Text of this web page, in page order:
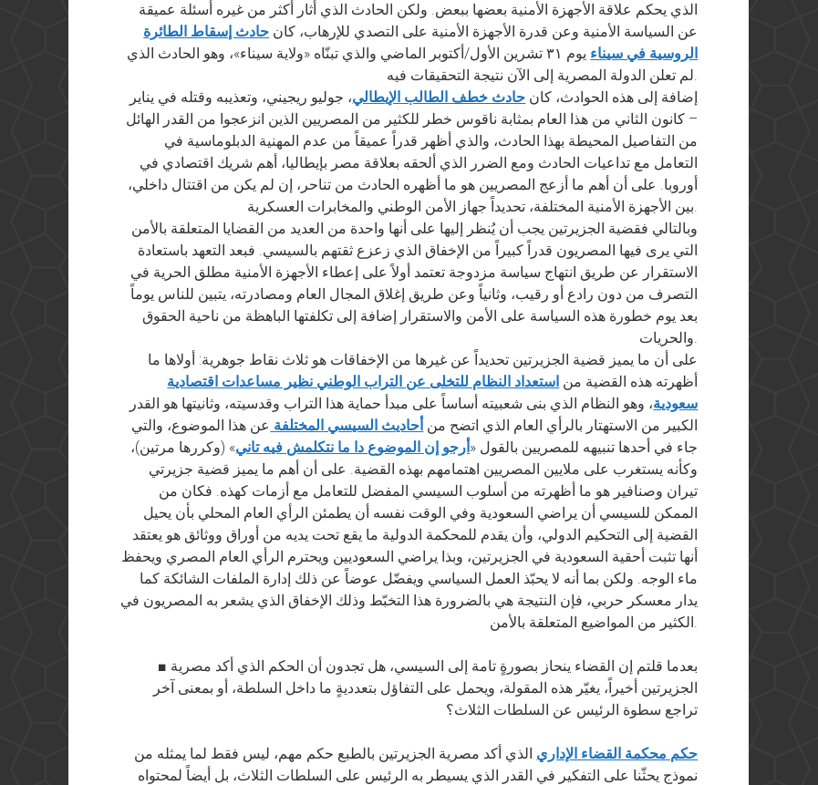
الذي يحكم علاقة الأجهزة الأمنية بعضها ببعض. ولكن الحادث الذي أثار أكثر من غيره أسئلة عميقة
عن السياسة الأمنية وعن قدرة الأجهزة الأمنية على التصدي للإرهاب، كان حادث إسقاط الطائرة
الروسية في سيناء
يوم ٣١ تشرين الأول/أكتوبر الماضي والذي تبنّاه «ولاية سيناء»، وهو الحادث الذي
لم تعلن الدولة المصرية إلى الآن نتيجة التحقيقات فيه.
إضافة إلى هذه الحوادث، كان حادث خطف الطالب الإيطالي، جوليو ريجيني، وتعذيبه وقتله في يناير
– كانون الثاني من هذا العام بمثابة ناقوس خطر للكثير من المصريين الذين انزعجوا من القدر الهائل
من التفاصيل المحيطة بهذا الحادث، والذي أظهر قدراً عميقاً من عدم المهنية الدبلوماسية في
التعامل مع تداعيات الحادث ومع الضرر الذي ألحقه بعلاقة مصر بإيطاليا، أهم شريك اقتصادي في
أوروبا. على أن أهم ما أزعج المصريين هو ما أظهره الحادث من تناحر، إن لم يكن من اقتتال داخلي،
بين الأجهزة الأمنية المختلفة، تحديداً جهاز الأمن الوطني والمخابرات العسكرية.
وبالتالي فقضية الجزيرتين يجب أن يُنظر إليها على أنها واحدة من العديد من القضايا المتعلقة بالأمن
التي يرى فيها المصريون قدراً كبيراً من الإخفاق الذي زعزع ثقتهم بالسيسي. فبعد التعهد باستعادة
الاستقرار عن طريق انتهاج سياسة مزدوجة تعتمد أولاً على إعطاء الأجهزة الأمنية مطلق الحرية في
التصرف من دون رادع أو رقيب، وثانياً وعن طريق إغلاق المجال العام ومصادرته، يتبين للناس يوماً
بعد يوم خطورة هذه السياسة على الأمن والاستقرار إضافة إلى تكلفتها الباهظة من ناحية الحقوق
والحريات.
على أن ما يميز قضية الجزيرتين تحديداً عن غيرها من الإخفاقات هو ثلاث نقاط جوهرية: أولاها ما
أظهرته هذه القضية من استعداد النظام للتخلى عن التراب الوطني نظير مساعدات اقتصادية
سعودية، وهو النظام الذي بنى شعبيته أساساً على مبدأ حماية هذا التراب وقدسيته، وثانيتها هو القدر
الكبير من الاستهتار بالرأي العام الذي اتضح من أحاديث السيسي المختلفة عن هذا الموضوع، والتي
جاء في أحدها تنبيهه للمصريين بالقول «أرجو إن الموضوع دا ما نتكلمش فيه تاني» (وكررها مرتين)،
وكأنه يستغرب على ملايين المصريين اهتمامهم بهذه القضية. على أن أهم ما يميز قضية جزيرتي
تيران وصنافير هو ما أظهرته من أسلوب السيسي المفضل للتعامل مع أزمات كهذه. فكان من
الممكن للسيسي أن يراضي السعودية وفي الوقت نفسه أن يطمئن الرأي العام المحلي بأن يحيل
القضية إلى التحكيم الدولي، وأن يقدم للمحكمة الدولية ما يقع تحت يديه من أوراق ووثائق هو يعتقد
أنها تثبت أحقية السعودية في الجزيرتين، وبذا يراضي السعوديين ويحترم الرأي العام المصري ويحفظ
ماء الوجه. ولكن بما أنه لا يحبّذ العمل السياسي ويفضّل عوضاً عن ذلك إدارة الملفات الشائكة كما
يدار معسكر حربي، فإن النتيجة هي بالضرورة هذا التخبّط وذلك الإخفاق الذي يشعر به المصريون في
الكثير من المواضيع المتعلقة بالأمن.
■ بعدما قلتم إن القضاء ينحاز بصورةٍ تامة إلى السيسي، هل تجدون أن الحكم الذي أكد مصرية
الجزيرتين أخيراً، يغيّر هذه المقولة، ويحمل على التفاؤل بتعدديةٍ ما داخل السلطة، أو بمعنى آخر
تراجع سطوة الرئيس عن السلطات الثلاث؟
حكم محكمة القضاء الإداري الذي أكد مصرية الجزيرتين بالطبع حكم مهم، ليس فقط لما يمثله من
نموذج يحثّنا على التفكير في القدر الذي يسيطر به الرئيس على السلطات الثلاث، بل أيضاً لمحتواه